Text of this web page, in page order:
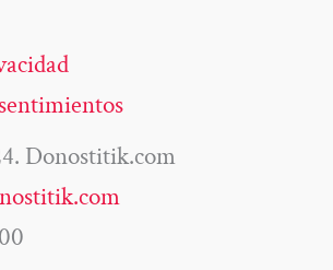
Donostitik.com